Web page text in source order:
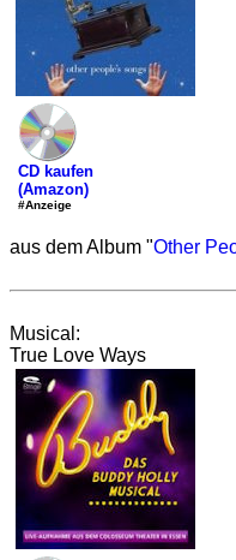
CD kaufen
(Amazon)
#Anzeige
aus dem Album "Other
Musical:
True Love Ways